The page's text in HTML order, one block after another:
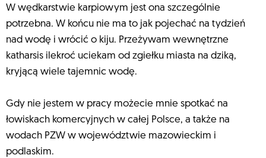
W wędkarstwie karpiowym jest ona szczególnie
potrzebna. W końcu nie ma to jak pojechać na tydzień
nad wodę i wrócić o kiju. Przeżywam wewnętrzne
katharsis ilekroć uciekam od zgiełku miasta na dziką,
kryjącą wiele tajemnic wodę.
Gdy nie jestem w pracy możecie mnie spotkać na
łowiskach komercyjnych w całej Polsce, a także na
wodach PZW w województwie mazowieckim i
podlaskim.